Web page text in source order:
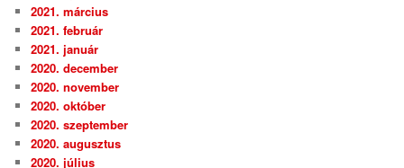
2021. március
2021. február
2021. január
2020. december
2020. november
2020. október
2020. szeptember
2020. augusztus
2020. július